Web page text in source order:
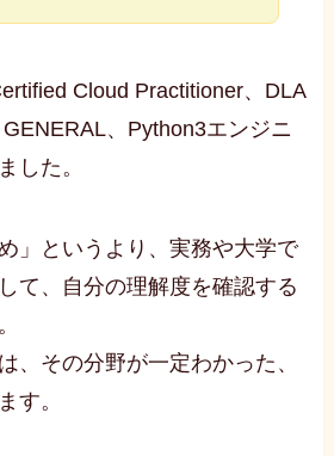
Cloud Practitioner、DLA
、Python3エンジニ
した。
」というより、実務や大学で
て、自分の理解度を確認する
、その分野が一定わかった、
す。